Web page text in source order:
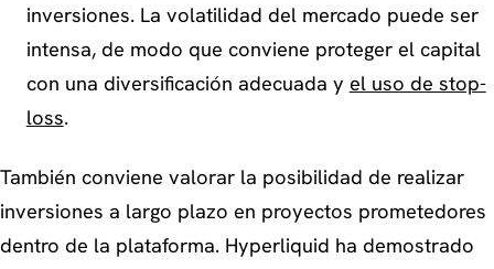
inversiones. La volatilidad del mercado puede ser
intensa, de modo que conviene proteger el capital
con una diversificación adecuada y el uso de stop-
loss.
También conviene valorar la posibilidad de realizar
inversiones a largo plazo en proyectos prometedores
dentro de la plataforma. Hyperliquid ha demostrado